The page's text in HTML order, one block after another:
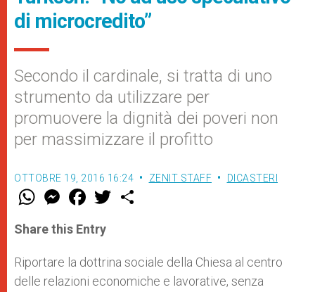
di microcredito”
Secondo il cardinale, si tratta di uno
strumento da utilizzare per
promuovere la dignità dei poveri non
per massimizzare il profitto
OTTOBRE 19, 2016 16:24 ZENIT STAFF DICASTERI
W
t
s
p
p
M
e
s
e
g
e
r
F
a
e
b
o
k
w
r
Share this Entry
Riportare la dottrina sociale della Chiesa al centro
delle relazioni economiche e lavorative, senza